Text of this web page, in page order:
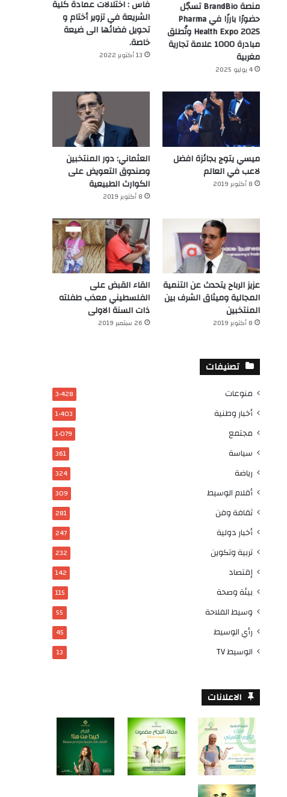
منصة BrandBio تسجّل
حضورًا بارزًا في Pharma
Health Expo 2025 وتُطلق
مبادرة 1000 علامة تجارية
مغربية
4 يوليو 2025
فاس : اختلالات عمادة كلية
الشريعة في تزوير أختام و
تحويل فضائها الى ضيعة
خاصة.
13 أكتوبر 2022
ميسي يتوج بجائزة افضل
لاعب في العالم‎
8 أكتوبر 2019
العثماني: دور المنتخبين
وصندوق التعويض على
الكوارث الطبيعية
8 أكتوبر 2019
عزيز الرباح يتحدث عن التنمية
المجالية وميثاق الشرف بين
المنتخبين
8 أكتوبر 2019
القاء القبض على
الفلسطيني معذب طفلته
ذات السنة الاولى
26 سبتمبر 2019
تصنيفات
منوعات 3٬428
أخبار وطنية 1٬403
مجتمع 1٬079
سياسة 361
رياضة 324
أقلام الوسيط 309
ثقافة وفن 281
أخبار دولية 247
تربية وتكوين 232
إقتصاد 142
بيئة وصحة 115
وسيط الفلاحة 55
رأي الوسيط 45
الوسيط TV 13
الاعلانات